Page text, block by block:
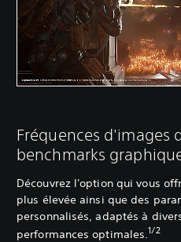
Fréquences d'images
benchmarks
Découvrez l'option qui vous
plus élevée ainsi que des
personnalisés, adaptés à
performances optimales.1/2